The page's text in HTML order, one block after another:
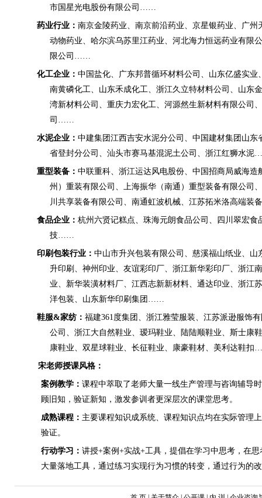
市国星光电股份有限公司 ……
药业行业： 南京金陵药业、南京前沿药业、京星银药业、广州
动物药业、哈尔滨乌苏里江药业、河北海力恒远药业有限
限公司 ……
化工企业： 中国盐化、广东邦普循环材料公司、山东亿盛实业
南黄磷化工、山东禾成化工、浙江久立特材料公司、山东
湾新材料公司、重庆力宏化工、河源然生新材料有限公司
司 ……
水泥企业： 中建集团江西吉安水泥分公司、中国建材集团山东
省登封分公司、汕头市赛马基混泥土公司、浙江红狮水泥
重型装备： 中联重科、浙江运达风电股份、中国招商局威海造
州）重装有限公司、上海振华（南通）重型装备有限公司
川共享装备有限公司、 南通虹波机械、江苏拓米洛高端装
食品企业： 杭州六贤记糕点、珠海元朗食品公司、四川翠宏食
技……
印刷包装行业： 中山市升兴包装有限公司、慈溪福山纸业、山
升印刷、神州印业、友谊彩印厂、浙江新华彩印厂、浙江
业、新华装潢材料厂、江西志新新材料、通达印业、浙江
洋包装、山东新华印刷集团 ……
鞋服&家纺： 福建361度集团、浙江雅莹服装、江苏派逊服饰
公司、浙江大自然鞋业、瑷玛鞋业、陆陆顺鞋业、斯士康
康鞋业、双星球鞋业、长征鞋业、康豪鞋材、美利达鞋
宋老师授课风格：
案例教学： 课程中萃取了老师大量一线生产管理与咨询辅导
顾旧知，验证新知，激发参训者更深层次的课堂思考。
成熟课程： 主要课程知识成系统、课程知识点均在实际管理
验证。
行动学习： 讲授+案例+实战+工具，提倡在学习中思考，在
大量落地工具，通过练习实现行为习惯的转变，通过行为的